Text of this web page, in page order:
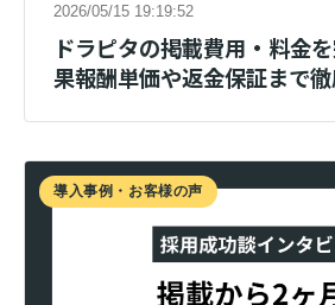
2026/05/15 19:19:52
ドラピタの掲載費用・料金
果報酬単価や返金保証まで
導入事例・お客様の声